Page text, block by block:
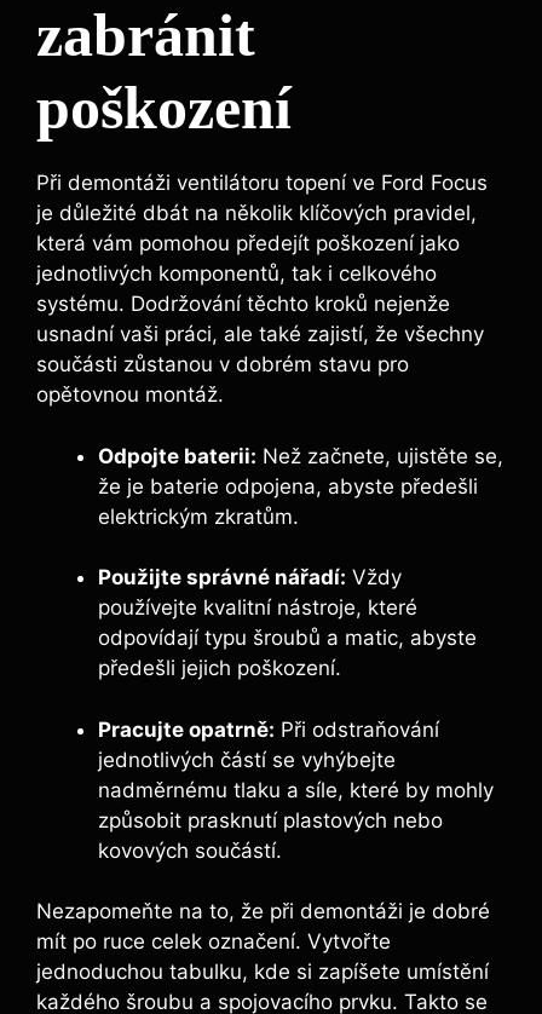
zabránit
poškození
Při demontáži ventilátoru topení ve Ford Focus
je důležité dbát na několik klíčových pravidel,
která vám pomohou předejít poškození jako
jednotlivých komponentů, tak i celkového
systému. Dodržování těchto kroků nejenže
usnadní vaši práci, ale také zajistí, že všechny
součásti zůstanou v dobrém stavu pro
opětovnou montáž.
Odpojte baterii: Než začnete, ujistěte se,
že je baterie odpojena, abyste předešli
elektrickým zkratům.
Použijte správné nářadí: Vždy
používejte kvalitní nástroje, které
odpovídají typu šroubů a matic, abyste
předešli jejich poškození.
Pracujte opatrně: Při odstraňování
jednotlivých částí se vyhýbejte
nadměrnému tlaku a síle, které by mohly
způsobit prasknutí plastových nebo
kovových součástí.
Nezapomeňte na to, že při demontáži je dobré
mít po ruce celek označení. Vytvořte
jednoduchou tabulku, kde si zapíšete umístění
každého šroubu a spojovacího prvku. Takto se